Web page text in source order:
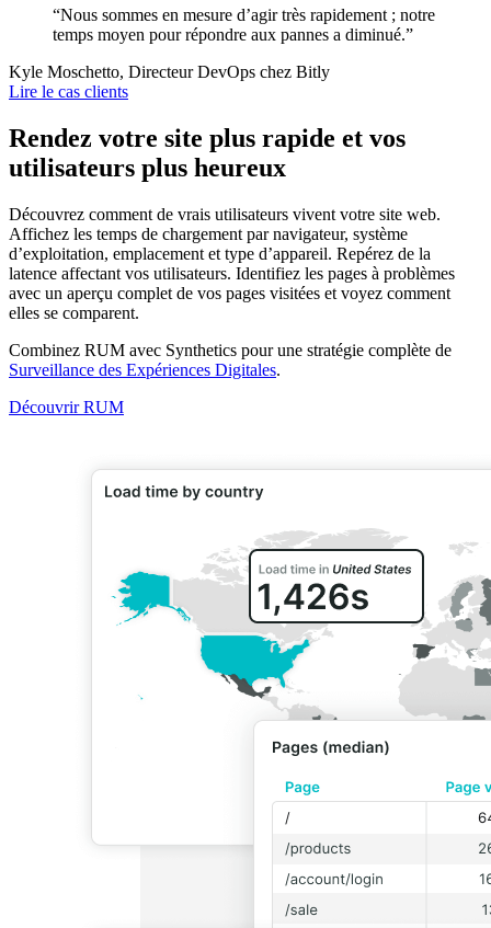
“Nous sommes en mesure d’agir très rapidement ; notre
temps moyen pour répondre aux pannes a diminué.”
Kyle Moschetto, Directeur DevOps chez Bitly
Lire le cas clients
Rendez votre site plus rapide et vos
utilisateurs plus heureux
Découvrez comment de vrais utilisateurs vivent votre site web.
Affichez les temps de chargement par navigateur, système
d’exploitation, emplacement et type d’appareil. Repérez de la
latence affectant vos utilisateurs. Identifiez les pages à problèmes
avec un aperçu complet de vos pages visitées et voyez comment
elles se comparent.
Combinez RUM avec Synthetics pour une stratégie complète de
Surveillance des Expériences Digitales.
Découvrir RUM